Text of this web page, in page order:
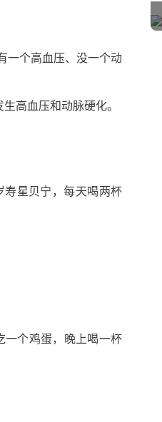
一个高血压、没一个动
高血压和动脉硬化。
寿星贝宁，每天喝两杯
一个鸡蛋，晚上喝一杯